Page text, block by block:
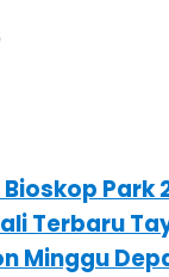
Park
Terbaru
Minggu